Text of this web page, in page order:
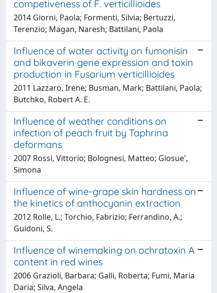
competiveness of F. verticillioides
2014 Giorni, Paola; Formenti, Silvia; Bertuzzi,
Terenzio; Magan, Naresh; Battilani, Paola
Influence of water activity on fumonisin
and bikaverin gene expression and toxin
production in Fusarium verticillioides
2011 Lazzaro, Irene; Busman, Mark; Battilani, Paola;
Butchko, Robert A. E.
Influence of weather conditions on
infection of peach fruit by Taphrina
deformans
2007 Rossi, Vittorio; Bolognesi, Matteo; Giosue',
Simona
Influence of wine-grape skin hardness on
the kinetics of anthocyanin extraction
2012 Rolle, L.; Torchio, Fabrizio; Ferrandino, A.;
Guidoni, S.
Influence of winemaking on ochratoxin A
content in red wines
2006 Grazioli, Barbara; Galli, Roberta; Fumi, Maria
Daria; Silva, Angela